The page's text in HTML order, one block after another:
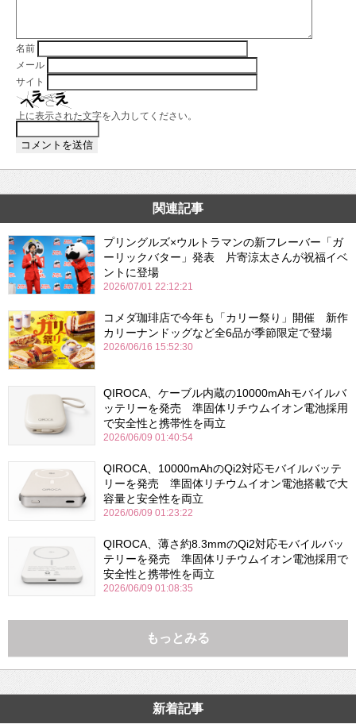
名前
メール
サイト
上に表示された文字を入力してください。
関連記事
プリングルズ×ウルトラマンの新フレーバー「ガ
ーリックバター」発表 片寄涼太さんが祝福イベ
ントに登場
2026/07/01 22:12:21
コメダ珈琲店で今年も「カリー祭り」開催 新作
カリーナンドッグなど全6品が季節限定で登場
2026/06/16 15:52:30
QIROCA、ケーブル内蔵の10000mAhモバイルバ
ッテリーを発売 準固体リチウムイオン電池採用
で安全性と携帯性を両立
2026/06/09 01:40:54
QIROCA、10000mAhのQi2対応モバイルバッテ
リーを発売 準固体リチウムイオン電池搭載で大
容量と安全性を両立
2026/06/09 01:23:22
QIROCA、薄さ約8.3mmのQi2対応モバイルバッ
テリーを発売 準固体リチウムイオン電池採用で
安全性と携帯性を両立
2026/06/09 01:08:35
もっとみる
新着記事